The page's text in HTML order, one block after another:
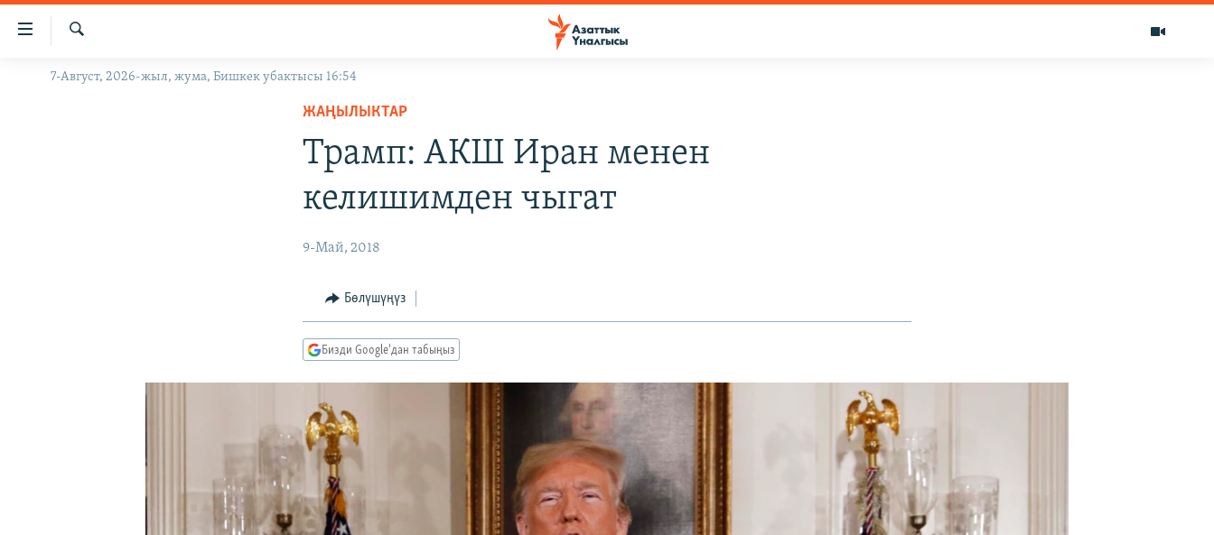
Линктер
Мазмунга
Навигацияга
ЖАҢЫЛЫКТАР
Издөө
7-Август, 2026-жыл, жума, Бишкек убактысы 16:54
ЖАҢЫЛЫКТАР
Трамп: АКШ Иран менен
келишимден чыгат
9-Май, 2018
Бөлүшүңүз
Бизди Google'дан табыңыз